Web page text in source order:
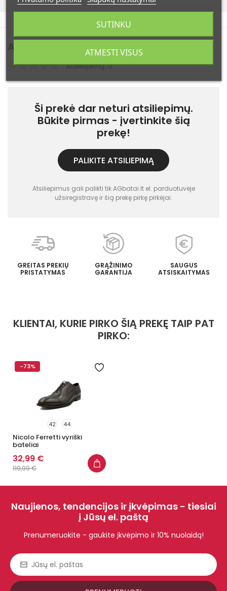
Atsiliepimų: 0
Ši prekė dar neturi atsiliepimų.
Būkite pirmas - įvertinkite šią
prekę!
PALIKITE ATSILIEPIMĄ
Atsiliepimus gali palikti tik AGbatai.lt el. parduotuvėje
užsiregistravę ir šią prekę pirkę pirkėjai.
GREITAS PREKIŲ
PRISTATYMAS
GRĄŽINIMO
GARANTIJA
SAUGUS
ATSISKAITYMAS
KLIENTAI, KURIE PIRKO ŠIĄ PREKĘ TAIP PAT
PIRKO:
-73%
42 44
Nicolo Ferretti vyriški
bateliai
32,99 €
119,99 €
Naujienos, tendencijos ir įkvėpimas - tiesiai
į Jūsų el. paštą
Prenumeruokite - gaukite įkvėpimo ir 10% nuolaidą!
ATMESTI VISUS
SUTINKU